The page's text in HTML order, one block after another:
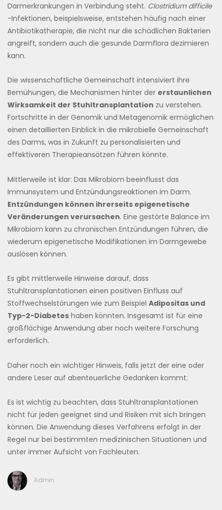
Darmerkrankungen in Verbindung steht. Clostridium difficile
-Infektionen, beispielsweise, entstehen häufig nach einer
Antibiotikatherapie, die nicht nur die schädlichen Bakterien
angreift, sondern auch die gesunde Darmflora dezimieren
kann.
Die wissenschaftliche Gemeinschaft intensiviert ihre
Bemühungen, die Mechanismen hinter der erstaunlichen
Wirksamkeit der Stuhltransplantation zu verstehen.
Fortschritte in der Genomik und Metagenomik ermöglichen
einen detaillierten Einblick in die mikrobielle Gemeinschaft
des Darms, was in Zukunft zu personalisierten und
effektiveren Therapieansätzen führen könnte.
Mittlerweile ist klar: Das Mikrobiom beeinflusst das
Immunsystem und Entzündungsreaktionen im Darm.
Entzündungen können ihrerseits epigenetische
Veränderungen verursachen. Eine gestörte Balance im
Mikrobiom kann zu chronischen Entzündungen führen, die
wiederum epigenetische Modifikationen im Darmgewebe
auslösen können.
Es gibt mittlerweile Hinweise darauf, dass
Stuhltransplantationen einen positiven Einfluss auf
Stoffwechselstörungen wie zum Beispiel Adipositas und
Typ-2-Diabetes haben könnten. Insgesamt ist für eine
großflächige Anwendung aber noch weitere Forschung
erforderlich.
Daher noch ein wichtiger Hinweis, falls jetzt der eine oder
andere Leser auf abenteuerliche Gedanken kommt:
Es ist wichtig zu beachten, dass Stuhltransplantationen
nicht für jeden geeignet sind und Risiken mit sich bringen
können. Die Anwendung dieses Verfahrens erfolgt in der
Regel nur bei bestimmten medizinischen Situationen und
unter immer Aufsicht von Fachleuten.
Admin